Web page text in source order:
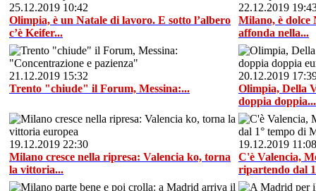
25.12.2019 10:42
Olimpia, è un Natale di lavoro. E sotto l’albero
c’è Keifer...
22.12.2019
Milano, è dolce
affonda nella...
21.12.2019 15:32
Trento "chiude" il Forum, Messina:...
20.12.2019
Olimpia, Della
doppia doppia...
19.12.2019 22:30
Milano cresce nella ripresa: Valencia ko, torna
la vittoria...
19.12.2019 11:08
C'è Valencia,
ripartendo dal